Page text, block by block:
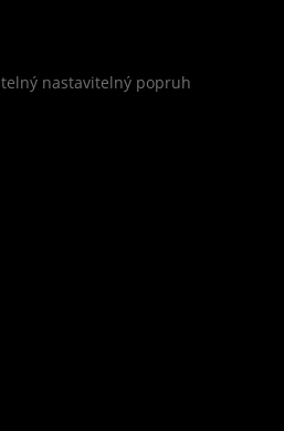
nastavitelný popruh